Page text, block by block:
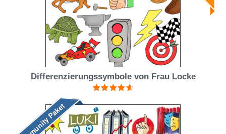
Differenzierungssymbole von Frau Locke
mit4.71
von 5
Community Paket